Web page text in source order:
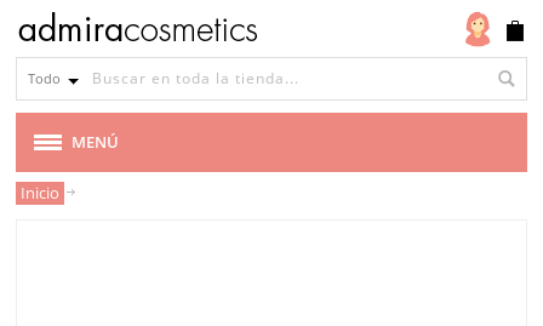
Todo
MENÚ
MARCAS
Inicio